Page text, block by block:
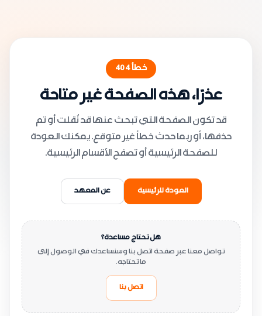
خطأ404
عذرًا، هذه الصفحة غير متاحة
قد تكون الصفحة التي تبحث عنها قد نُقلت أو تم
حذفها، أو ربما حدث خطأ غير متوقع. يمكنك العودة
للصفحة الرئيسية أو تصفح الأقسام الرئيسية.
العودة للرئيسية عن المعهد
هل تحتاج مساعدة؟
تواصل معنا عبر صفحة اتصل بنا وسنساعدك في الوصول إلى
ما تحتاجه.
اتصل بنا